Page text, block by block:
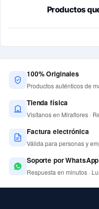
Productos
100% Originales
Productos auténticos de
Tienda física
Visítanos en Miraflores ·
Factura electrónica
Válida para personas y
Soporte por WhatsApp
Respuesta en minutos ·